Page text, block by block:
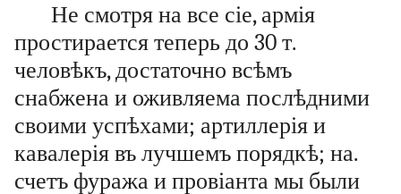
Не смотря на все сіе, армія
простирается теперь до 30 т.
человѣкъ, достаточно всѣмъ
снабжена и оживляема послѣдними
своими успѣхами; артиллерія и
кавалерія въ лучшемъ порядкѣ; на.
счетъ фуража и провіанта мы были